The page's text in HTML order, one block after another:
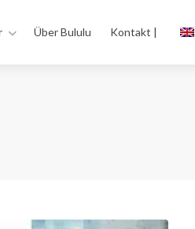
Über Bululu Kontakt |